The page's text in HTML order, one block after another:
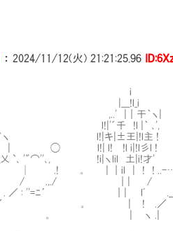
： 2024/11/12(火) 21:21:25.96
｀ヽ|
|｀ ､',
￣￣｀ヽ l!|キ|±王|!l主 !
わらない | ◯ l!|
＿＿＿_乂 `､ '"⌒''､, !i|
| ｜il | ! ! ..-
.,./ ｜| /
: ''=ﾆ´ ｜| lﾞ .＿_ .
" ｀ﾞﾞﾞﾞ´ 。 |
| ヽ